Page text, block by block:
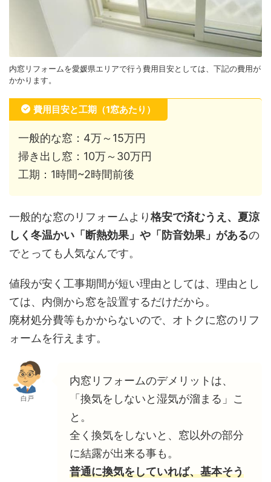
内窓リフォームを愛媛県エリアで行う費用目安としては、下記の費用が
かかります。
費用目安と工期（1窓あたり）
一般的な窓：4万～15万円
掃き出し窓：10万～30万円
工期：1時間~2時間前後
一般的な窓のリフォームより格安で済むうえ、夏涼
しく冬温かい「断熱効果」や「防音効果」があるの
でとっても人気なんです。
値段が安く工事期間が短い理由としては、理由とし
ては、内側から窓を設置するだけだから。
廃材処分費等もかからないので、オトクに窓のリフ
ォームを行えます。
白戸
内窓リフォームのデメリットは、
「換気をしないと湿気が溜まる」こ
と。
全く換気をしないと、窓以外の部分
に結露が出来る事も。
普通に換気をしていれば、基本そう